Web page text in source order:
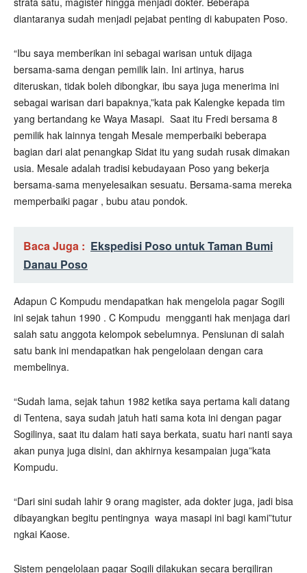
diantaranya sudah menjadi pejabat penting di kabupaten Poso.
“Ibu saya memberikan ini sebagai warisan untuk dijaga
bersama-sama dengan pemilik lain. Ini artinya, harus
diteruskan, tidak boleh dibongkar, ibu saya juga menerima ini
sebagai warisan dari bapaknya,”kata pak Kalengke kepada tim
yang bertandang ke Waya Masapi. Saat itu Fredi bersama 8
pemilik hak lainnya tengah Mesale memperbaiki beberapa
bagian dari alat penangkap Sidat itu yang sudah rusak dimakan
usia. Mesale adalah tradisi kebudayaan Poso yang bekerja
bersama-sama menyelesaikan sesuatu. Bersama-sama mereka
memperbaiki pagar , bubu atau pondok.
Baca Juga : Ekspedisi Poso untuk Taman Bumi
Danau Poso
Adapun C Kompudu mendapatkan hak mengelola pagar Sogili
ini sejak tahun 1990 . C Kompudu mengganti hak menjaga dari
salah satu anggota kelompok sebelumnya. Pensiunan di salah
satu bank ini mendapatkan hak pengelolaan dengan cara
membelinya.
“Sudah lama, sejak tahun 1982 ketika saya pertama kali datang
di Tentena, saya sudah jatuh hati sama kota ini dengan pagar
Sogilinya, saat itu dalam hati saya berkata, suatu hari nanti saya
akan punya juga disini, dan akhirnya kesampaian juga”kata
Kompudu.
“Dari sini sudah lahir 9 orang magister, ada dokter juga, jadi bisa
dibayangkan begitu pentingnya waya masapi ini bagi kami”tutur
ngkai Kaose.
Sistem pengelolaan pagar Sogili dilakukan secara bergiliran